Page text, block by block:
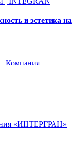
и эстетика на